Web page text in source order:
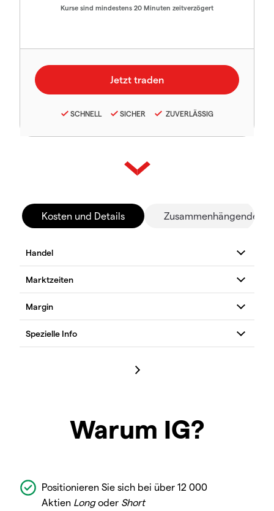
Kurse sind mindestens 20 Minuten zeitverzögert
SCHNELL SICHER ZUVERLÄSSIG
Kosten und Details Zusammenhängende
Warum IG?
Positionieren Sie sich bei über 12 000
Aktien Longoder Short